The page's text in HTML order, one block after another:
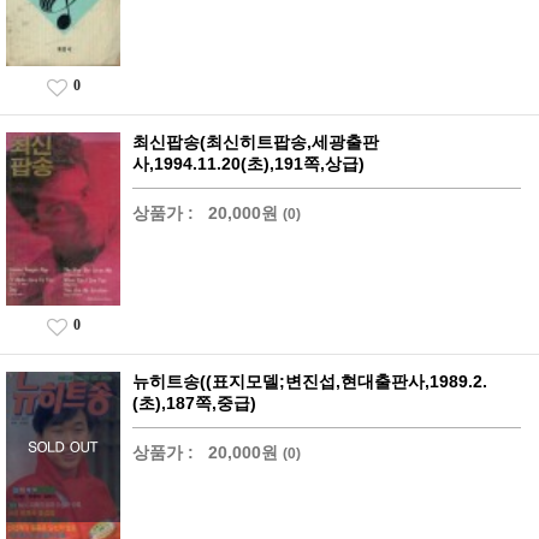
0
최신팝송(최신히트팝송,세광출판
사,1994.11.20(초),191쪽,상급)
상품가 : 20,000원 (0)
0
뉴히트송((표지모델;변진섭,현대출판사,1989.2.
(초),187쪽,중급)
상품가 : 20,000원 (0)